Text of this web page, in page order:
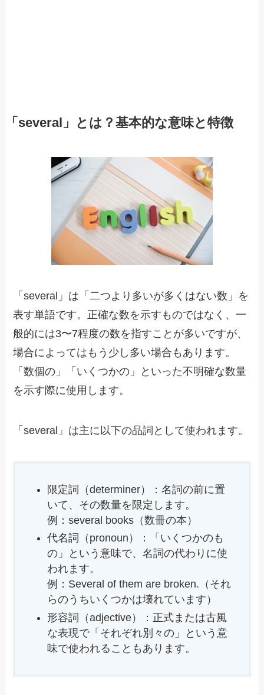
「several」とは？基本的な意味と特徴
「several」は「二つより多いが多くはない数」を
表す単語です。正確な数を示すものではなく、一
般的には3〜7程度の数を指すことが多いですが、
場合によってはもう少し多い場合もあります。
「数個の」「いくつかの」といった不明確な数量
を示す際に使用します。
「several」は主に以下の品詞として使われます。
限定詞（determiner）：名詞の前に置
いて、その数量を限定します。
例：several books（数冊の本）
代名詞（pronoun）：「いくつかのも
の」という意味で、名詞の代わりに使
われます。
例：Several of them are broken.（それ
らのうちいくつかは壊れています）
形容詞（adjective）：正式または古風
な表現で「それぞれ別々の」という意
味で使われることもあります。